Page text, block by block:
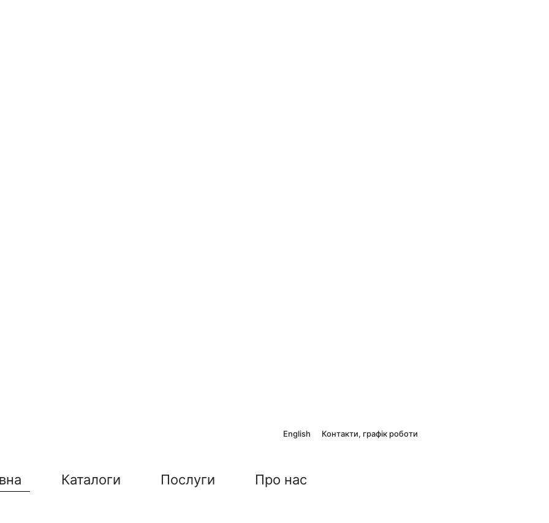
English Контакти, графік роботи
Каталоги Послуги Про нас